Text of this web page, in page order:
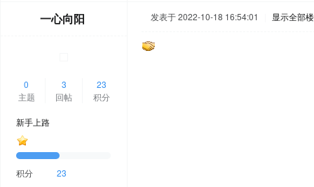
一心向阳
0
主题
3
回帖
23
积分
新手上路
积分 23
发表于 2022-10-18 16:54:01 显示全部